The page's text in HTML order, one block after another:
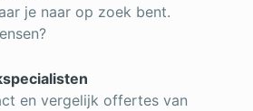
je naar op zoek bent.
en vergelijk offertes van